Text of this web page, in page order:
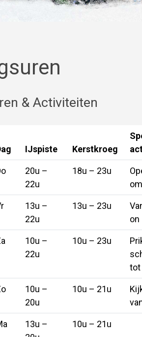
& Activiteiten
IJspiste Kerstkroeg
20u –
22u
18u – 23u
13u –
22u
13u – 23u
on
10u –
22u
10u – 23u
tot
10u –
20u
10u – 21u
13u –
10u – 21u